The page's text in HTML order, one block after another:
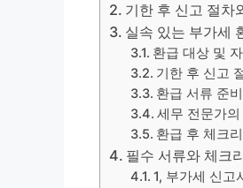
기한 후 신고 절차
실속 있는 부가세
환급 대상 및
기한 후 신고
환급 서류 준
세무 전문가
환급 후 체크
필수 서류와 체크
1, 부가세 신고